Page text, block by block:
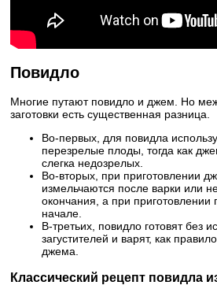
Повидло
Многие путают повидло и джем. Но
заготовки есть существенная разница.
Во-первых, для повидла
перезрелые плоды, тогда как
слегка недозрелых.
Во-вторых, при приготовлении
измельчаются после варки или
окончания, а при
начале.
В-третьих, повидло готовят без
загустителей и варят, как
джема.
Классический рецепт повидла